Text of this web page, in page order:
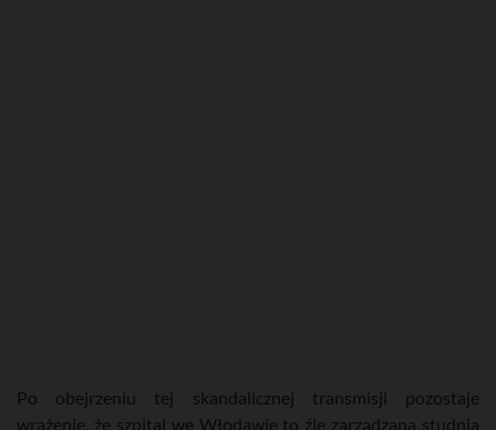
Po obejrzeniu tej skandalicznej transmisji pozostaje
wrażenie, że szpital we Włodawie to źle zarządzana studnia